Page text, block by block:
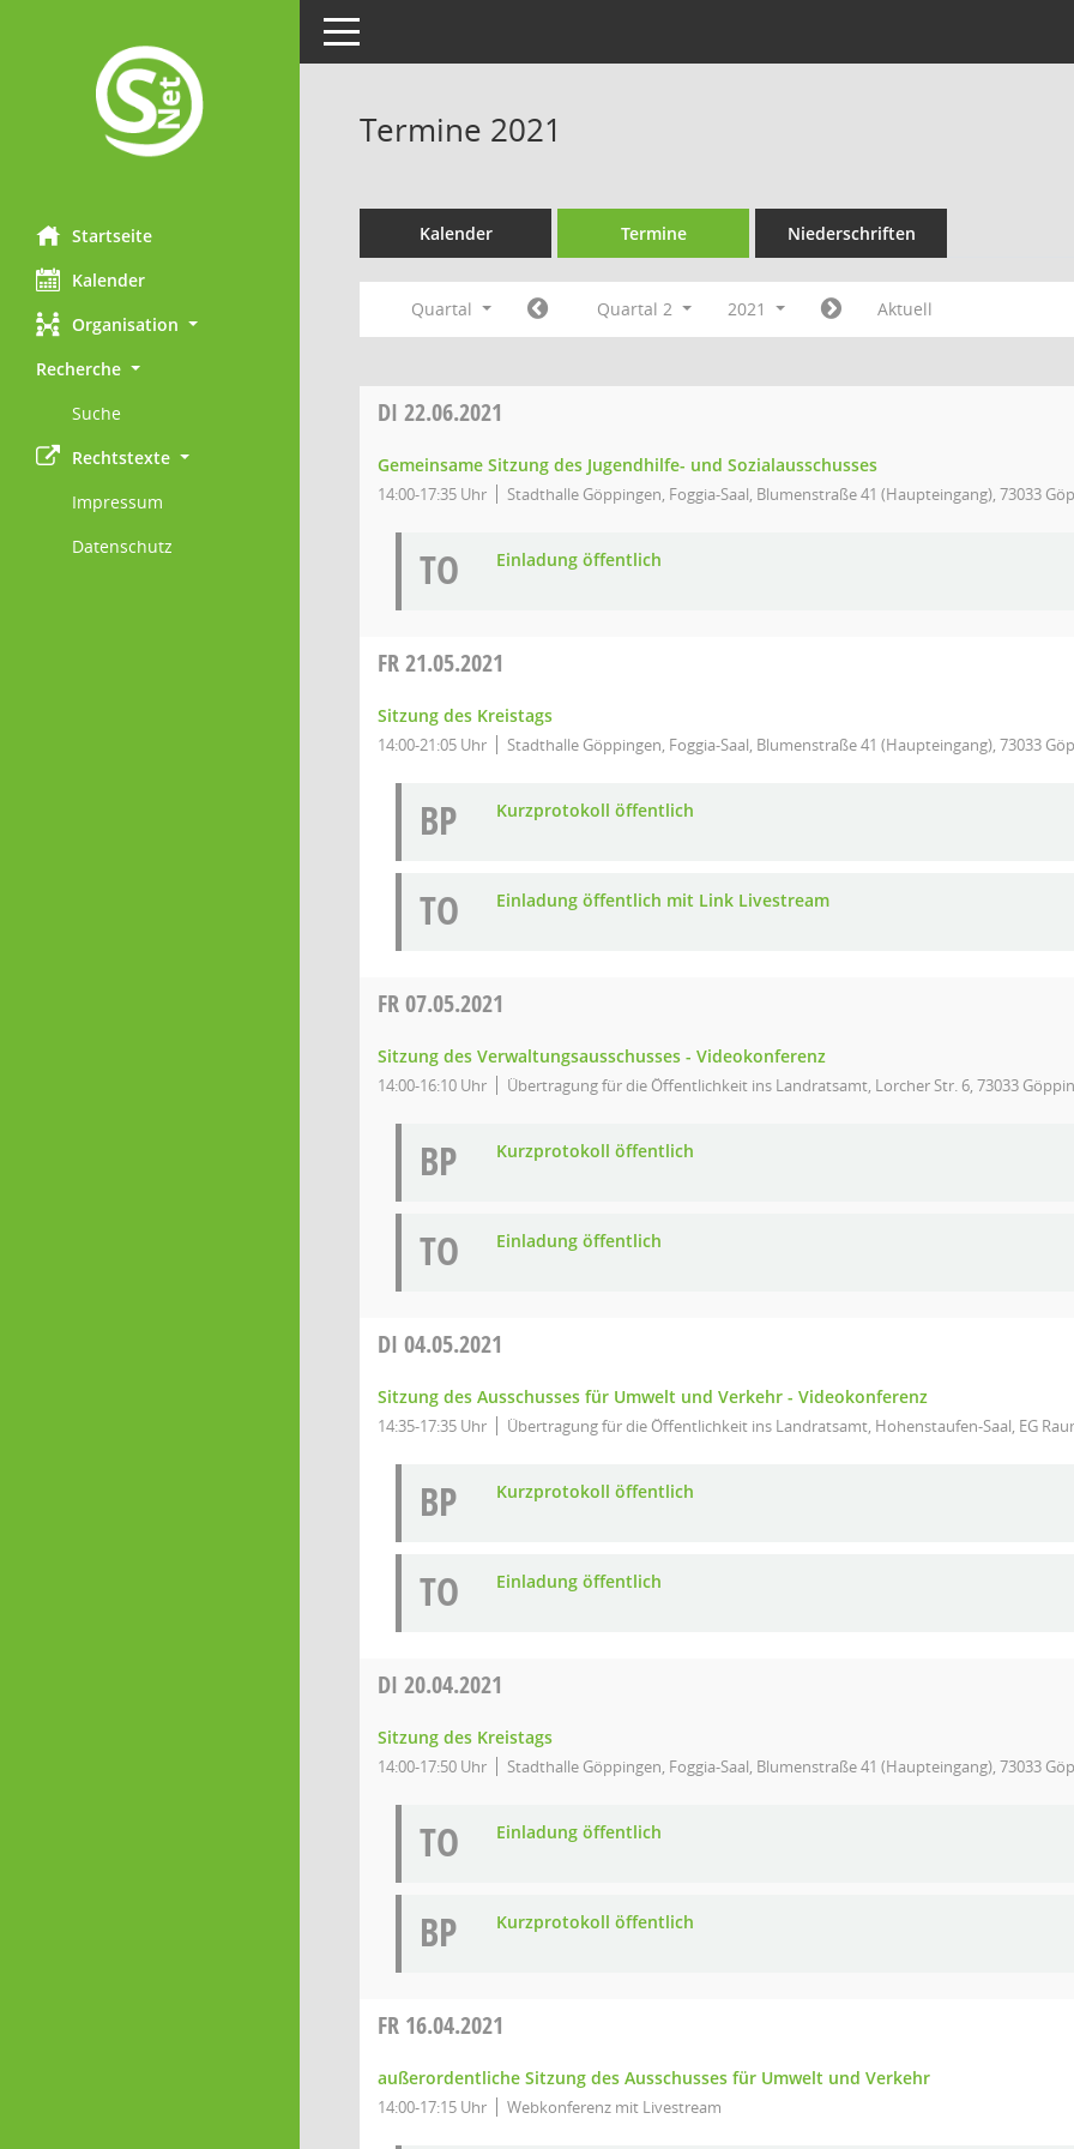
Startseite
Kalender
Organisation
Recherche
Suche
Rechtstexte
Impressum
Datenschutz
Toggle navigation
Termine 2021
Kalender Termine Niederschriften
Quartal Quartal 2 2021 Aktuell
DI 22.06.2021
Gemeinsame Sitzung des Jugendhilfe- und Sozialausschusses
14:00-17:35 Uhr Stadthalle Göppingen, Foggia-Saal, Blumenstraße 41 (Haupteingang), 73033
TO Einladung öffentlich
FR21.05.2021
Sitzung des Kreistags
14:00-21:05 Uhr Stadthalle Göppingen, Foggia-Saal, Blumenstraße 41 (Haupteingang), 73033
BP Kurzprotokoll öffentlich
TO Einladung öffentlich mit Link Livestream
FR07.05.2021
Sitzung des Verwaltungsausschusses - Videokonferenz
14:00-16:10 Uhr Übertragung für die Öffentlichkeit ins Landratsamt, Lorcher Str. 6, 73033
BP Kurzprotokoll öffentlich
TO Einladung öffentlich
DI 04.05.2021
Sitzung des Ausschusses für Umwelt und Verkehr - Videokonferenz
14:35-17:35 Uhr Übertragung für die Öffentlichkeit ins Landratsamt, Hohenstaufen-Saal, EG
BP Kurzprotokoll öffentlich
TO Einladung öffentlich
DI 20.04.2021
Sitzung des Kreistags
14:00-17:50 Uhr Stadthalle Göppingen, Foggia-Saal, Blumenstraße 41 (Haupteingang), 73033
TO Einladung öffentlich
BP Kurzprotokoll öffentlich
FR 16.04.2021
außerordentliche Sitzung des Ausschusses für Umwelt und Verkehr
14:00-17:15 Uhr Webkonferenz mit Livestream